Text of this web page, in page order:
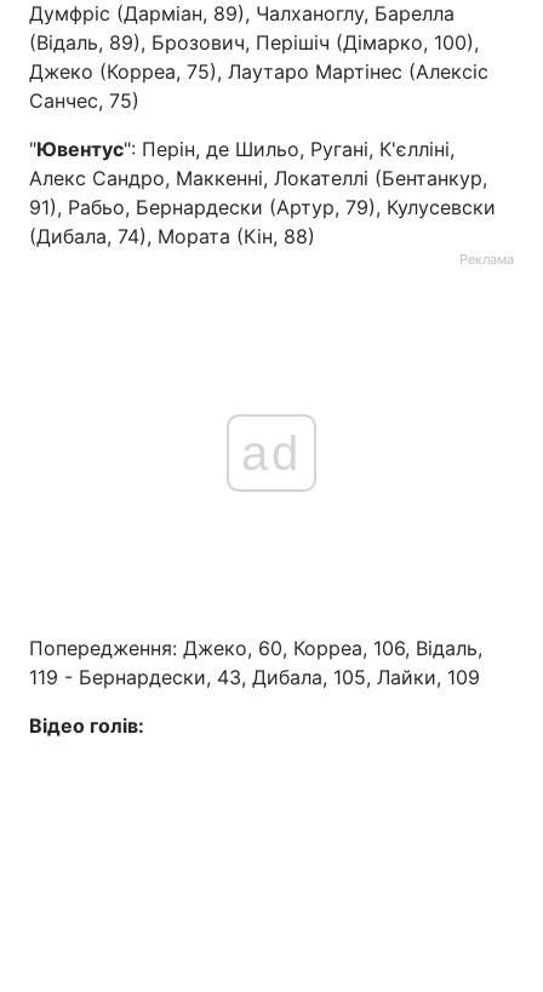
Думфріс (Дарміан, 89), Чалханоглу, Барелла
(Відаль, 89), Брозович, Перішіч (Дімарко, 100),
Джеко (Корреа, 75), Лаутаро Мартінес (Алексіс
Санчес, 75)
"Ювентус": Перін, де Шильо, Ругані, К'єлліні,
Алекс Сандро, Маккенні, Локателлі (Бентанкур,
91), Рабьо, Бернардески (Артур, 79), Кулусевски
(Дибала, 74), Мората (Кін, 88)
Реклама
ad
Попередження: Джеко, 60, Корреа, 106, Відаль,
119 - Бернардески, 43, Дибала, 105, Лайки, 109
Відео голів: